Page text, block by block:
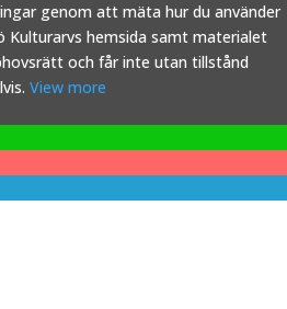
genom att mäta hur du använder
Kulturarvs hemsida samt materialet
och får inte utan tillstånd
View more